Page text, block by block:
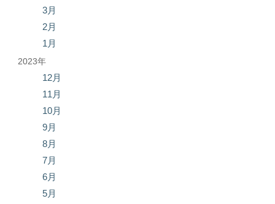
3月
2月
1月
2023年
12月
11月
10月
9月
8月
7月
6月
5月